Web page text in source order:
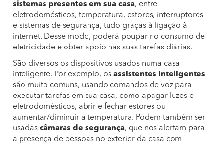
sistemas presentes em sua casa, entre
eletrodomésticos, temperatura, estores, interruptores
e sistemas de segurança, tudo graças à ligação à
internet. Desse modo, poderá poupar no consumo de
eletricidade e obter apoio nas suas tarefas diárias.
São diversos os dispositivos usados numa casa
inteligente. Por exemplo, os assistentes inteligentes
são muito comuns, usando comandos de voz para
executar tarefas em sua casa, como apagar luzes e
eletrodomésticos, abrir e fechar estores ou
aumentar/diminuir a temperatura. Podem também ser
usadas câmaras de segurança, que nos alertam para
a presença de pessoas no exterior da casa com